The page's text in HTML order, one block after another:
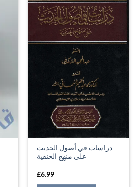
دراسات في أصول الحديث
على منهج الحنفية
£6.99